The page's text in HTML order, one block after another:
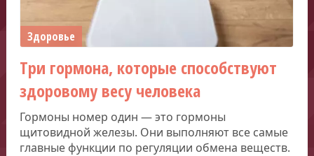
Здоровье
Три гормона, которые способствуют
здоровому весу человека
Гормоны номер один — это гормоны
щитовидной железы. Они выполняют все самые
главные функции по регуляции обмена веществ.